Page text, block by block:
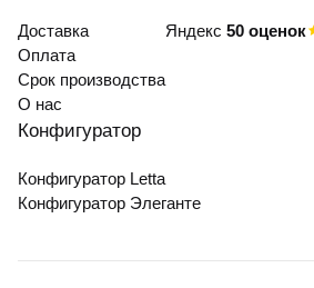
Доставка
Оплата
Срок производства
О нас
Яндекс 50 оценок
Конфигуратор
Конфигуратор Letta
Конфигуратор Элеганте